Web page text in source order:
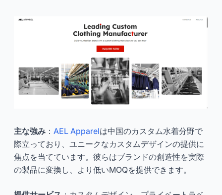
主な強み ： AEL Apparelは中国のカスタム水着分野で
際立っており、ユニークなカスタムデザインの提供に
焦点を当てています。彼らはブランドの創造性を実際
の製品に変換し、より低いMOQを提供できます。